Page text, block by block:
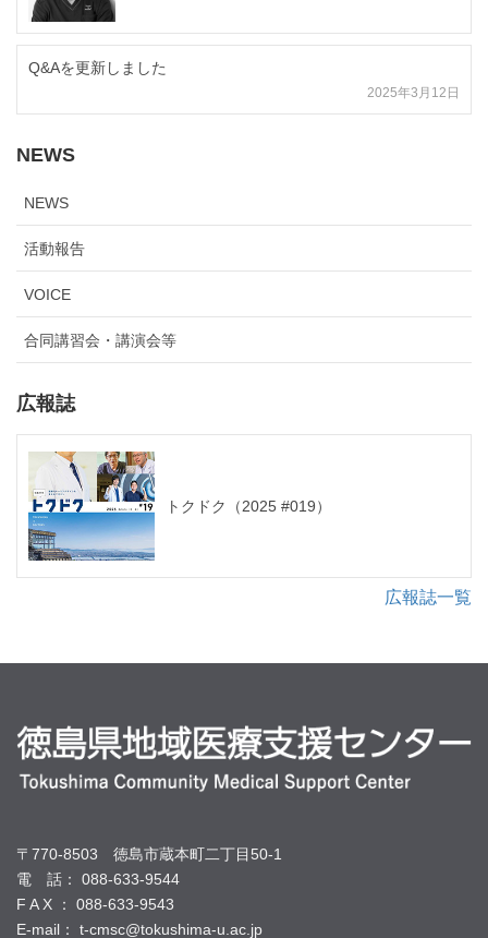
Q&Aを更新しました
2025年3月12日
NEWS
NEWS
活動報告
VOICE
合同講習会・講演会等
広報誌
トクドク（2025 #019）
広報誌一覧
〒770-8503 徳島市蔵本町二丁目50-1
電 話： 088-633-9544
F A X ： 088-633-9543
E-mail： t-cmsc@tokushima-u.ac.jp